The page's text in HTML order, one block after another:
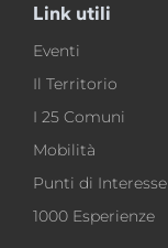
Link utili
Eventi
Il Territorio
I 25 Comuni
Mobilità
Punti di Interesse
1000 Esperienze